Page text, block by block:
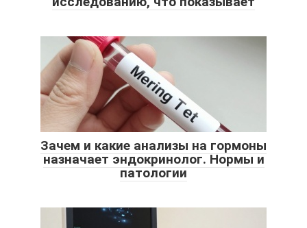
Зачем и какие анализы на гормоны
назначает эндокринолог. Нормы и
патологии